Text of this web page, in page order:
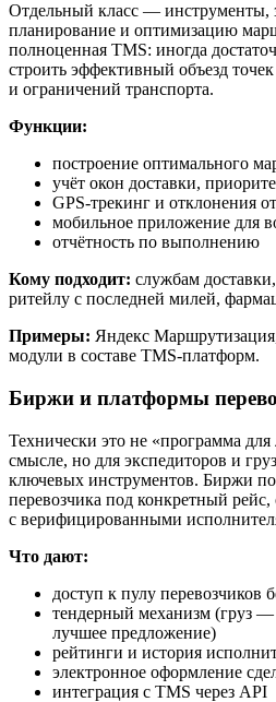
Отдельный класс — инструменты,
планирование и оптимизацию
полноценная TMS: иногда
строить эффективный объезд
и ограничений транспорта.
Функции:
построение оптимального
учёт окон доставки,
GPS-трекинг и отклонения
мобильное приложение для
отчётность по выполнению
Кому подходит: службам
ритейлу с последней милей,
Примеры: Яндекс
модули в составе TMS-платформ.
Биржи и платформы
Технически это не «программа для
смысле, но для экспедиторов и
ключевых инструментов. Биржи
перевозчика под конкретный рейс,
с верифицированными
Что дают:
доступ к пулу перевозчиков
тендерный механизм (груз —
лучшее предложение)
рейтинги и история
электронное оформление
интеграция с TMS через API